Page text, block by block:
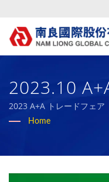
2023.10
| 50年以上
ンジの製
2023 A+A トレードフェア
Home